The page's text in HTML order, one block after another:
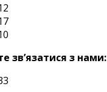
зв’язатися з нами: